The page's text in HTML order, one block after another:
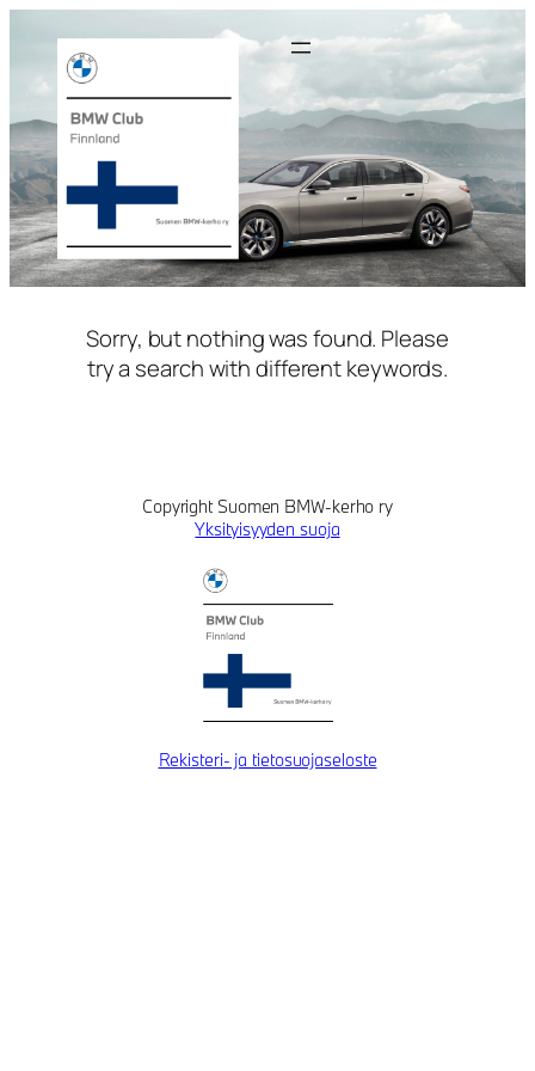
sisältöön
Sorry, but nothing was found. Please
try a search with different keywords.
Copyright Suomen BMW-kerho ry
Yksityisyyden suoja
Rekisteri- ja tietosuojaseloste